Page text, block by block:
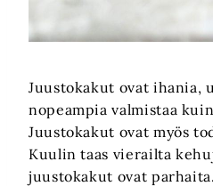
Juustokakut ovat ihania,
nopeampia valmistaa
Juustokakut ovat myös
Kuulin taas vierailta
juustokakut ovat